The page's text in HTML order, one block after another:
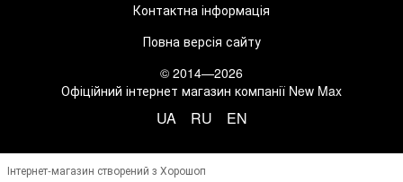
Контактна інформація
Повна версія сайту
© 2014—2026
Офіційний інтернет магазин компанії New Max
UA RU EN
Інтернет-магазин створений з Хорошоп